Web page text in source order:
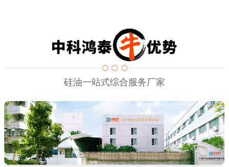
硅油一站式综合服务厂家